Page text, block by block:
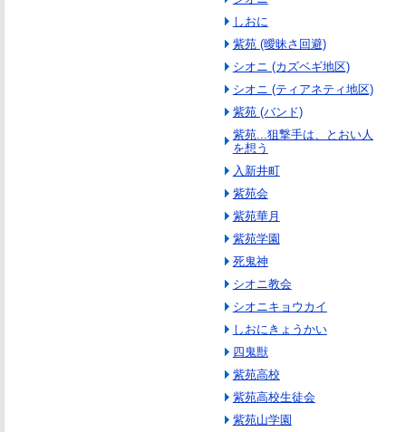
しおに
紫苑 (曖昧さ回避)
シオニ (カズベギ地区)
シオニ (ティアネティ地区)
紫苑 (バンド)
紫苑...狙撃手は、とおい人
を想う
入新井町
紫苑会
紫苑華月
紫苑学園
死鬼神
シオニ教会
シオニキョウカイ
しおにきょうかい
四鬼獣
紫苑高校
紫苑高校生徒会
紫苑山学園